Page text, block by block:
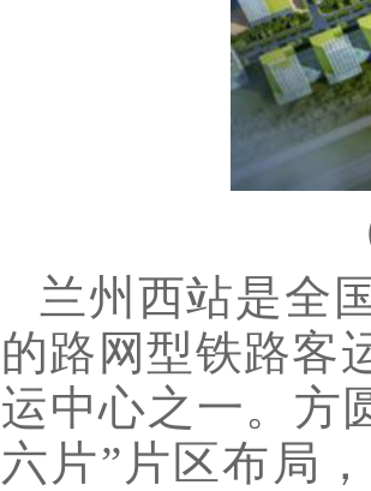
兰州西站是全
的路网型铁路客
运中心之一。方
六片”片区布局